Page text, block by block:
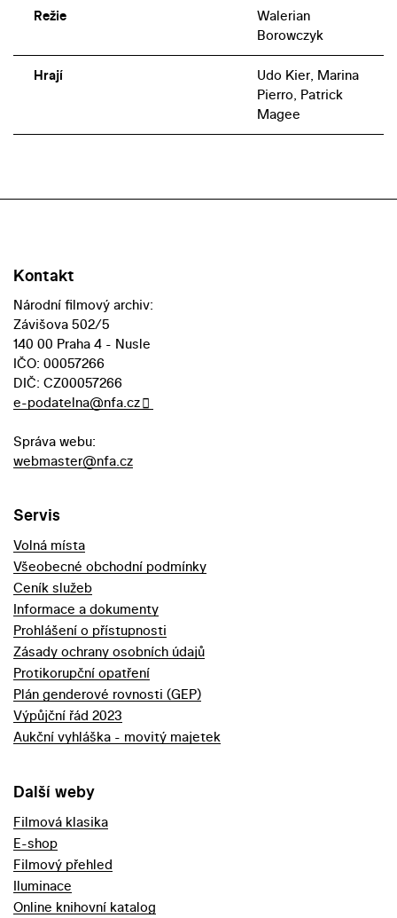
Režie
Walerian
Borowczyk
Hrají
Udo Kier, Marina
Pierro, Patrick
Magee
Kontakt
Národní filmový archiv:
Závišova 502/5
140 00 Praha 4 - Nusle
IČO: 00057266
DIČ: CZ00057266
e-podatelna@nfa.cz
Správa webu:
webmaster@nfa.cz
Servis
Volná místa
Všeobecné obchodní podmínky
Ceník služeb
Informace a dokumenty
Prohlášení o přístupnosti
Zásady ochrany osobních údajů
Protikorupční opatření
Plán genderové rovnosti (GEP)
Výpůjční řád 2023
Aukční vyhláška - movitý majetek
Další weby
Filmová klasika
E-shop
Filmový přehled
Iluminace
Online knihovní katalog